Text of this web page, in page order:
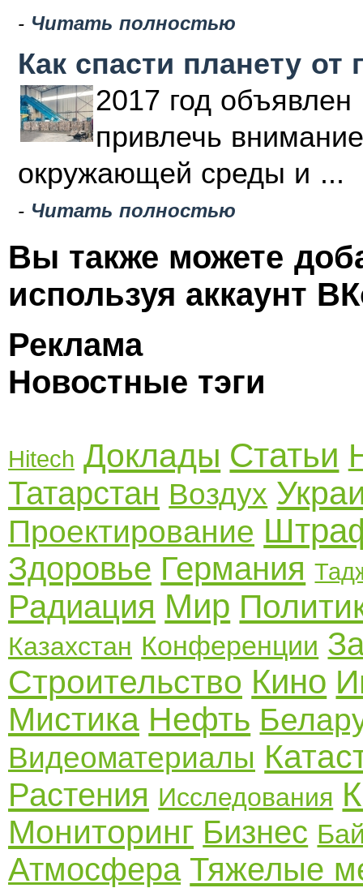
- Читать полностью
Как спасти планету от
2017 год объявлен
привлечь
окружающей среды и ...
- Читать полностью
Вы также можете
используя аккаунт
Реклама
Новостные тэги
Hitech Доклады Статьи
Татарстан Воздух
Проектирование
Здоровье Германия
Радиация Мир
Казахстан Конференции
Строительство Кино
Мистика Нефть
Видеоматериалы
Растения Исследования
Мониторинг Бизнес
Атмосфера Тяжелые